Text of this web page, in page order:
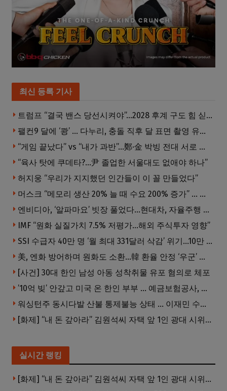
최신 등록 기사
트럼프 “결국 밴스 당선시켜야”…2028 후계 구도 힘 싣나
팰컨9 달에 ‘쾅’ … 다누리, 충돌 직후 달 표면 촬영 유일 탐사선
“게임 끝났다” vs “내가 과반”…鄭·金 박빙 전대 서로 우위 주장
“육사 탓에 쿠데타?…尹 졸업한 서울대도 없애야 하나”
허지웅 “우리가 지지했던 인간들이 이 꼴 만들었다”
머스크 “메모리 생산 20% 늘 때 수요 200% 증가” … 반도체 매출 1조달러 눈 앞
엔비디아, ‘알파마요’ 빗장 풀었다…현대차, 자율주행 속도내나
IMF “원화 실질가치 7.5% 저평가…해외 주식투자 영향”
SSI 수급자 40만 명 ‘월 최대 331달러 삭감’ 위기…10만 명은 수급자격 상실
美, 엔화 방어하며 원화도 소환…韓 환율 안정 ‘우군’ 되나
[사건] 30대 한인 남성 아동 성착취물 유포 혐의로 체포
’10억 빚’ 안갚고 미국 온 한인 부부 … 예금보험공사, 미국서 소송
워싱턴주 동시다발 산불 통제불능 상태 … 이재민 수십만명
[화제] “내 돈 갚아라” 김원석씨 자택 앞 1인 광대 시위 … 한인 투자사, “108만 달러 못받아”
실시간 랭킹
[화제] “내 돈 갚아라” 김원석씨 자택 앞 1인 광대 시위 … 한인 투자사, “108만 달러 못받아”